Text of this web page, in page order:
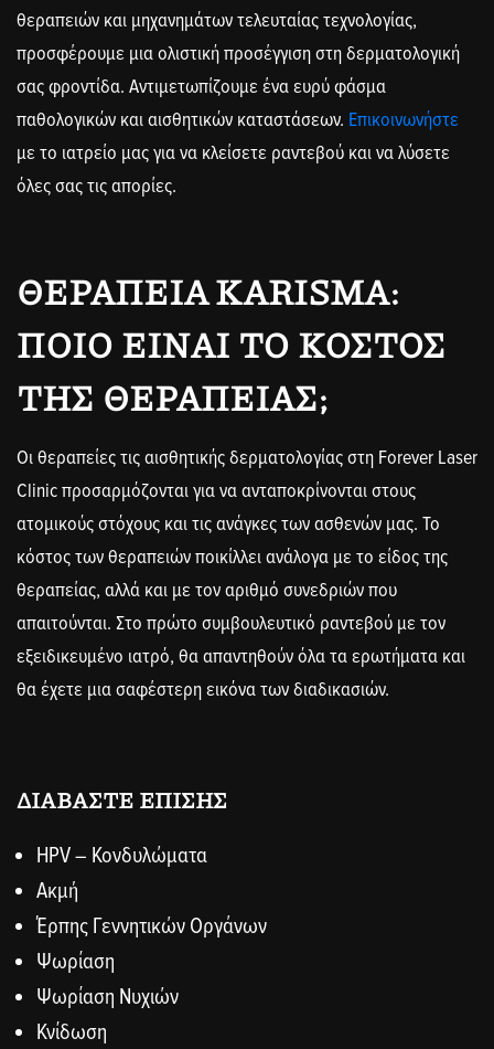
θεραπειών και μηχανημάτων τελευταίας τεχνολογίας,
προσφέρουμε μια ολιστική προσέγγιση στη δερματολογική
σας φροντίδα. Αντιμετωπίζουμε ένα ευρύ φάσμα
παθολογικών και αισθητικών καταστάσεων. Επικοινωνήστε
με το ιατρείο μας για να κλείσετε ραντεβού και να λύσετε
όλες σας τις απορίες.
ΘΕΡΑΠΕΊΑ KARISMA:
ΠΟΙΟ ΕΊΝΑΙ ΤΟ ΚΌΣΤΟΣ
ΤΗΣ ΘΕΡΑΠΕΊΑΣ;
Οι θεραπείες τις αισθητικής δερματολογίας στη Forever Laser
Clinic προσαρμόζονται για να ανταποκρίνονται στους
ατομικούς στόχους και τις ανάγκες των ασθενών μας. Το
κόστοςτων θεραπειών ποικίλλει ανάλογα με το είδος της
θεραπείας, αλλά και με τον αριθμό συνεδριών που
απαιτούνται. Στο πρώτο συμβουλευτικό ραντεβού με τον
εξειδικευμένο ιατρό, θα απαντηθούν όλα τα ερωτήματα και
θα έχετε μια σαφέστερη εικόνα των διαδικασιών.
ΔΙΑΒΑΣΤΕ ΕΠΙΣΗΣ
HPV – Κονδυλώματα
Ακμή
Έρπης Γεννητικών Οργάνων
Ψωρίαση
Ψωρίαση Νυχιών
Κνίδωση